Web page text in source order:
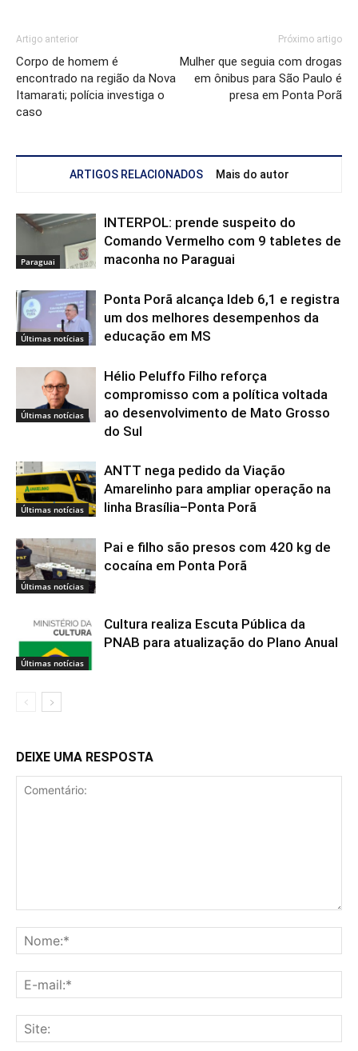
Artigo anterior
Corpo de homem é
encontrado na região da Nova
Itamarati; polícia investiga o
caso
Próximo artigo
Mulher que seguia com drogas
em ônibus para São Paulo é
presa em Ponta Porã
ARTIGOS RELACIONADOS Mais do autor
Paraguai
INTERPOL: prende suspeito do
Comando Vermelho com 9 tabletes de
maconha no Paraguai
Últimas notícias
Ponta Porã alcança Ideb 6,1 e registra
um dos melhores desempenhos da
educação em MS
Últimas notícias
Hélio Peluffo Filho reforça
compromisso com a política voltada
ao desenvolvimento de Mato Grosso
do Sul
Últimas notícias
ANTT nega pedido da Viação
Amarelinho para ampliar operação na
linha Brasília–Ponta Porã
Últimas notícias
Pai e filho são presos com 420 kg de
cocaína em Ponta Porã
Últimas notícias
Cultura realiza Escuta Pública da
PNAB para atualização do Plano Anual
DEIXE UMA RESPOSTA